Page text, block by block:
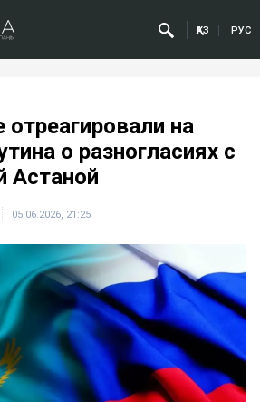
ҚАЗ РУС
отреагировали на
о разногласиях с
Астаной
05.06.2026, 21:25